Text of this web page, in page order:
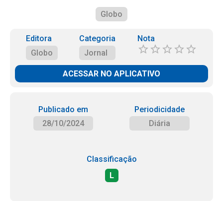
Globo
Editora
Globo
Categoria
Jornal
Nota
ACESSAR NO APLICATIVO
Publicado em
28/10/2024
Periodicidade
Diária
Classificação
L